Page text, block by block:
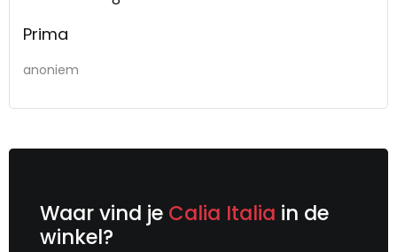
Prima
anoniem
Waar vind je Calia Italia in de
winkel?